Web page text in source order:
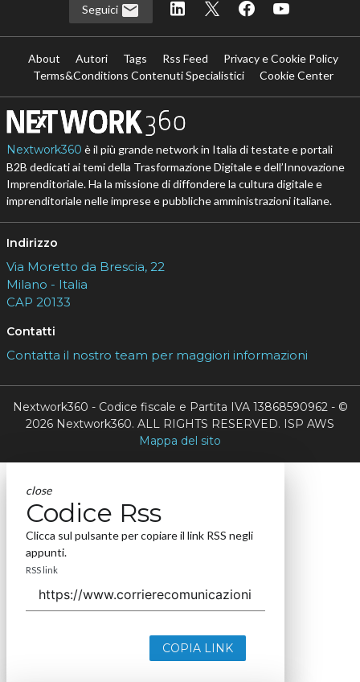
Seguici
About Autori Tags Rss Feed
Privacy e Cookie Policy
Terms&Conditions Contenuti Specialistici
Cookie Center
Nextwork360 è il più grande network in Italia di testate e portali
B2B dedicati ai temi della Trasformazione Digitale e dell’Innovazione
Imprenditoriale. Ha la missione di diffondere la cultura digitale e
imprenditoriale nelle imprese e pubbliche amministrazioni italiane.
Indirizzo
Via Moretto da Brescia, 22
Milano - Italia
CAP 20133
Contatti
Contatta il nostro team per maggiori informazioni
Nextwork360 - Codice fiscale e Partita IVA 13868590962 - ©
2026 Nextwork360. ALL RIGHTS RESERVED. ISP AWS
Mappa del sito
close
Codice Rss
Clicca sul pulsante per copiare il link RSS negli
appunti.
RSS link
COPIA LINK